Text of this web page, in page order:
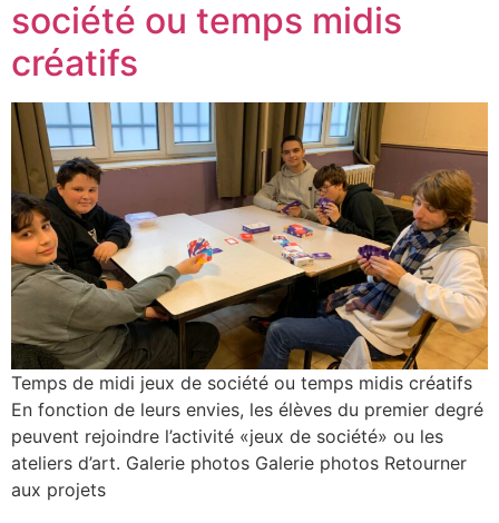
société ou temps midis
créatifs
Temps de midi jeux de société ou temps midis créatifs
En fonction de leurs envies, les élèves du premier degré
peuvent rejoindre l’activité «jeux de société» ou les
ateliers d’art. Galerie photos Galerie photos Retourner
aux projets